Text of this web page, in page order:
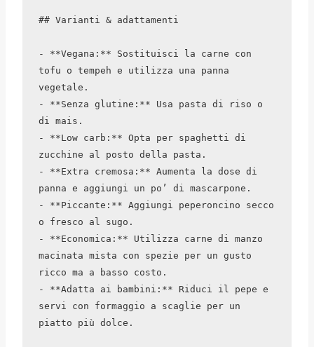
## Varianti & adattamenti
- **Vegana:** Sostituisci la carne con
tofu o tempeh e utilizza una panna
vegetale.
- **Senza glutine:** Usa pasta di riso o
di mais.
- **Low carb:** Opta per spaghetti di
zucchine al posto della pasta.
- **Extra cremosa:** Aumenta la dose di
panna e aggiungi un po’ di mascarpone.
- **Piccante:** Aggiungi peperoncino secco
o fresco al sugo.
- **Economica:** Utilizza carne di manzo
macinata mista con spezie per un gusto
ricco ma a basso costo.
- **Adatta ai bambini:** Riduci il pepe e
servi con formaggio a scaglie per un
piatto più dolce.